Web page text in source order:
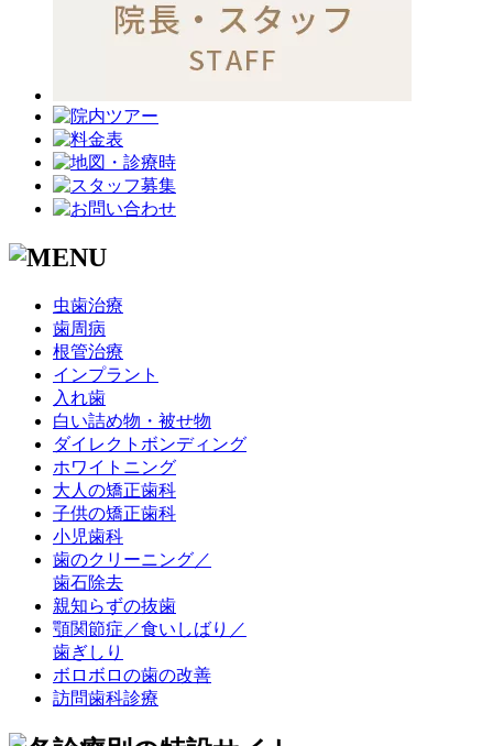
虫歯治療
歯周病
根管治療
インプラント
入れ歯
白い詰め物・被せ物
ダイレクトボンディング
ホワイトニング
大人の矯正歯科
子供の矯正歯科
小児歯科
歯のクリーニング／
歯石除去
親知らずの抜歯
顎関節症／食いしばり／
歯ぎしり
ボロボロの歯の改善
訪問歯科診療